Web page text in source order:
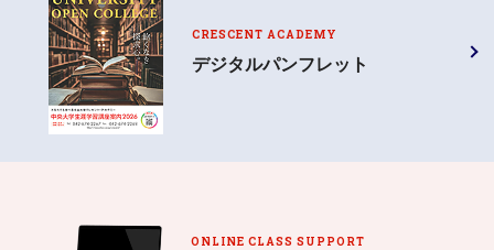
CRESCENT ACADEMY
デジタルパンフレット
ONLINE CLASS SUPPORT